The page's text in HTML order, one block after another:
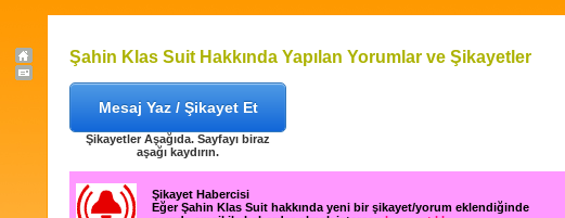
Şahin Klas Suit Hakkında Yapılan Yorumlar ve Şikayetler
Mesaj Yaz / Şikayet Et
Şikayetler Aşağıda. Sayfayı biraz
aşağı kaydırın.
Şikayet Habercisi
Eğer Şahin Klas Suit hakkında yeni bir şikayet/yorum eklendiğinde